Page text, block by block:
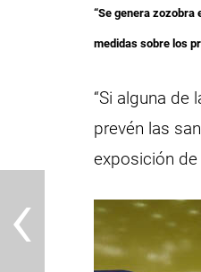
“Se genera
medidas sobre los
“Si alguna
prevén las
exposición
‹